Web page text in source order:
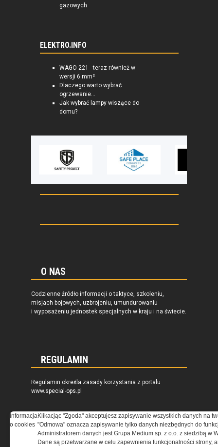
gazowych
ELEKTRO.INFO
WAGO 221 - teraz również w
wersji 6 mm²
Dlaczego warto wybrać
ogrzewanie...
Jak wybrać lampy wiszące do
domu?
O NAS
Codzienne źródło informacji o taktyce, szkoleniu,
misjach bojowych, uzbrojeniu, umundurowaniu
i wyposażeniu jednostek specjalnych w kraju i na świecie.
REGULAMIN
Regulamin określa zasady korzystania z portalu
www.special-ops.pl
Korzystanie z portalu jest równoznaczne
z zaakceptowaniem warunków ustanowionych
przez Grupa MEDIUM Spółka z ograniczoną
odpowiedzialnością Spółka komandytowa, nr KRS:
Informacja
o cookies
Klikacjąc "Zgoda" akceptujesz zapisywanie wszystkich danych na
"Odmowa" oznacza zapisywanie tylko danych niezbędnych do
Administratorem danych jest Grupa Medium sp. z o.o. z siedzibą w
Dane są przetwarzane w celu zapewnienia funkcjonalności strony,